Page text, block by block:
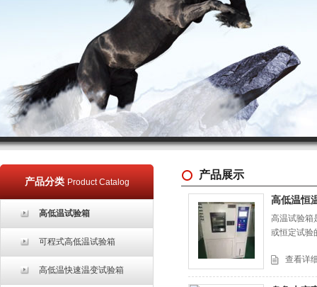
产品分类 Product Catalog
高低温试验箱
可程式高低温试验箱
高低温快速温变试验箱
产品展示
高低温恒
高温试验箱
或恒定试验
查看详